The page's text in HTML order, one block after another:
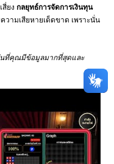
สี่ยงกลยุทธ์การจัดการเงินทุน
ามเสียหายเด็ดขาด เพราะนั่น
นที่คุณมีข้อมูลมากที่สุดและ